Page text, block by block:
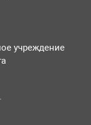
учреждение